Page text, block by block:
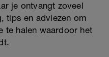
je ontvangt zoveel
tips en adviezen om
te halen waardoor het